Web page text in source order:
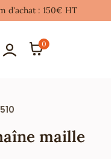
d'achat : 150€ HT
0
maille